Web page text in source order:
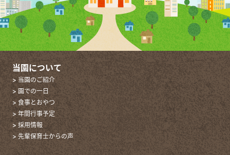
当園について
> 当園のご紹介
> 園での一日
> 食事とおやつ
> 年間行事予定
> 採用情報
> 先輩保育士からの声